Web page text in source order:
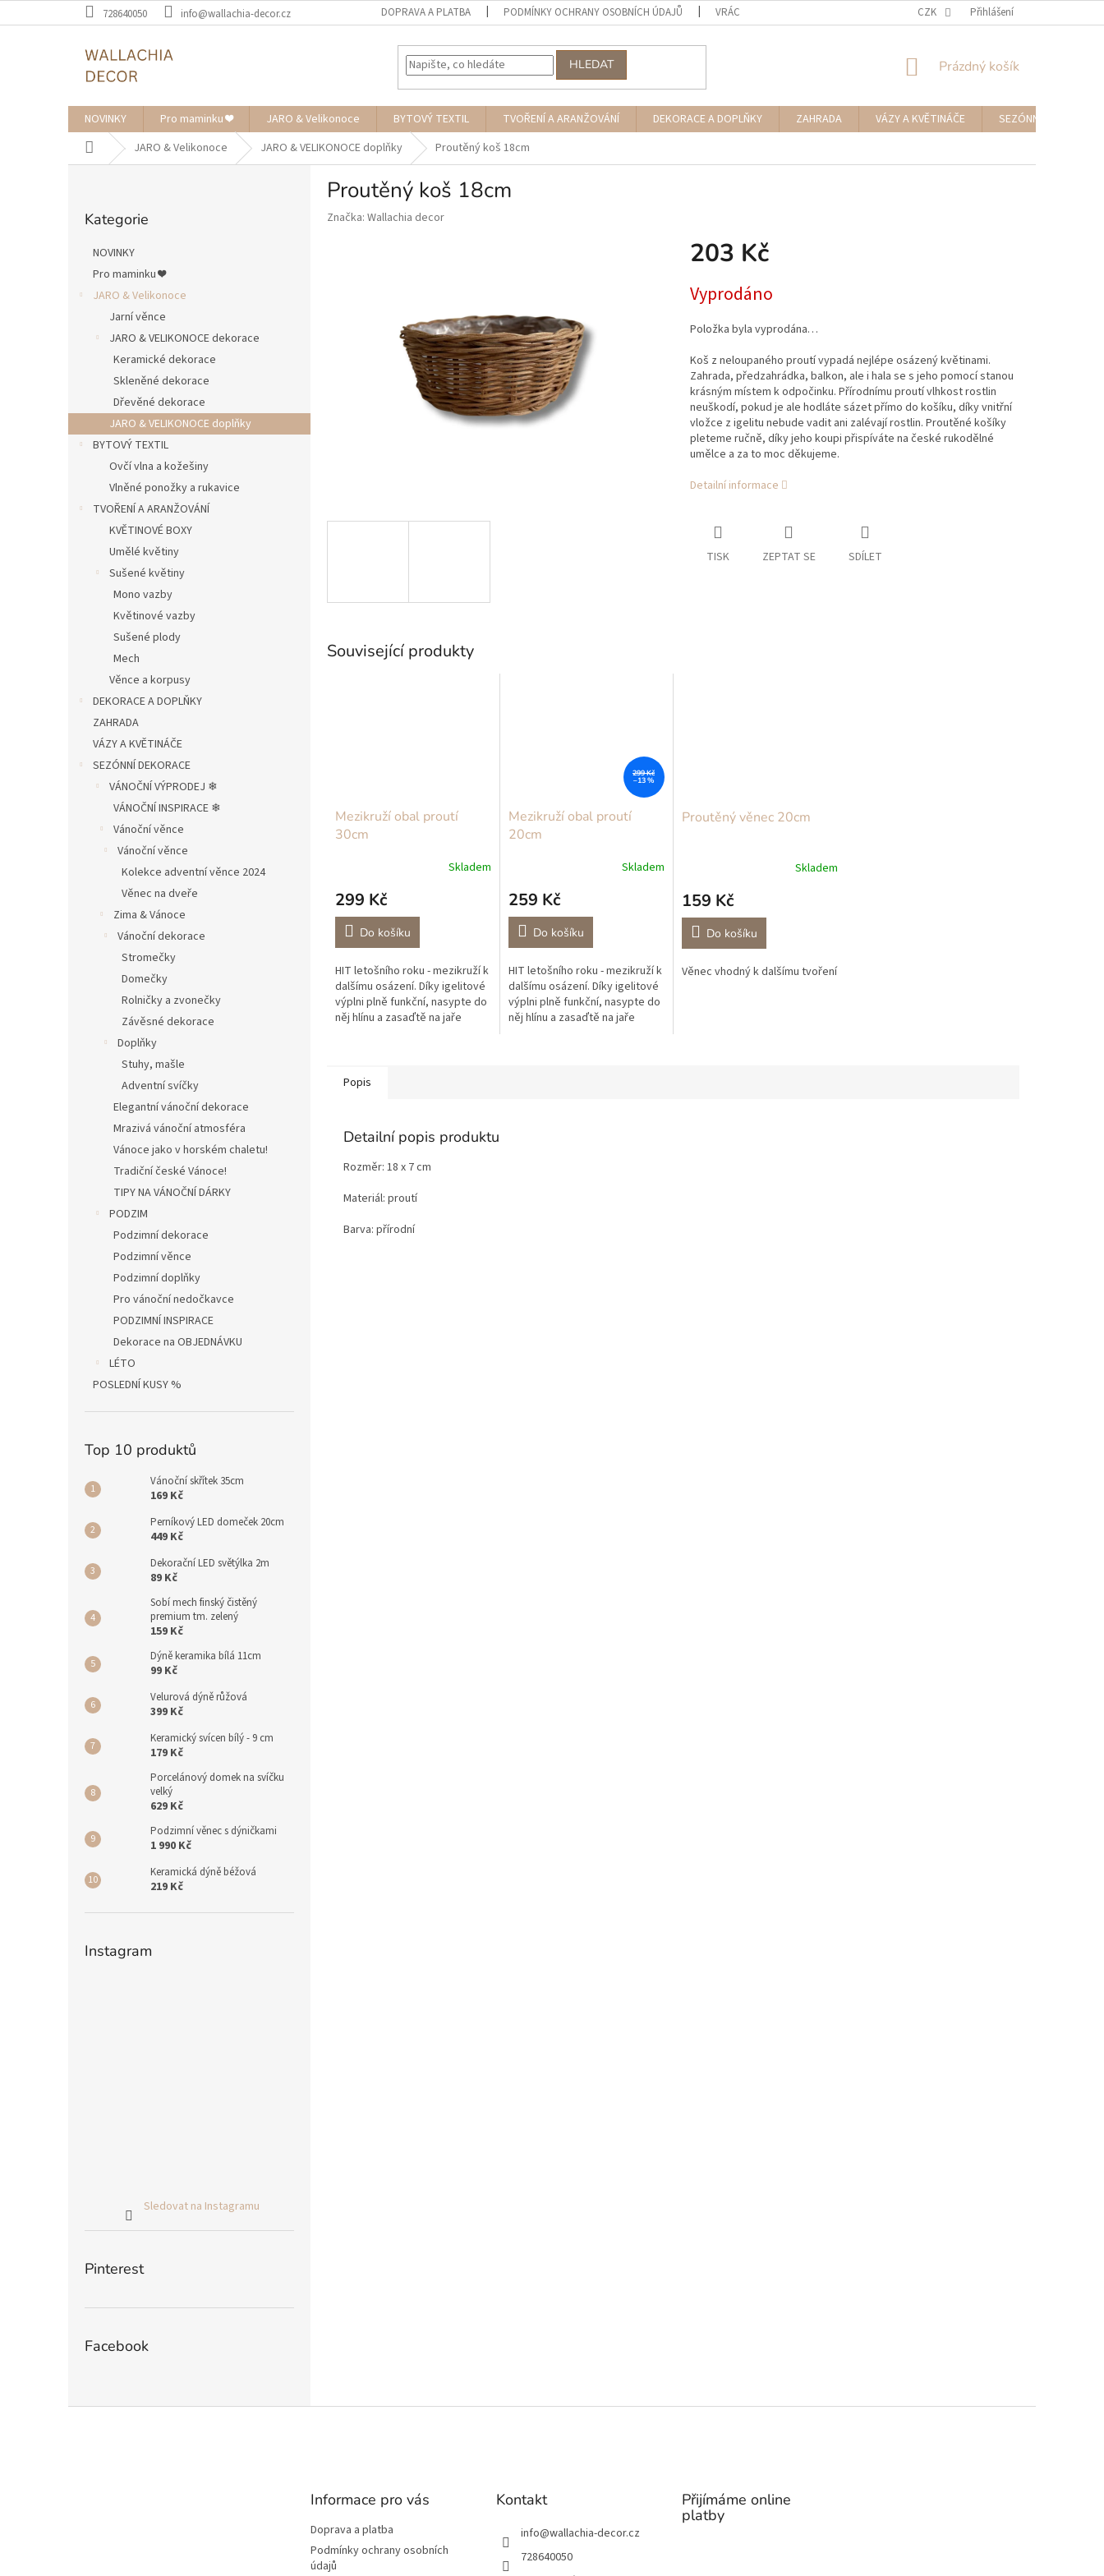
na
728640050 info@wallachia-decor.cz DOPRAVA A PLATBA PODMÍNKY OCHRANY OSOBNÍCH ÚDAJŮ VRÁCENÍ ZBOŽÍ A REKLAMACE NAPIŠTE NÁM
CZK Přihlášení
HLEDAT
NÁKUPNÍ
Prázdný košík
NOVINKY Pro maminku ❤️ JARO & Velikonoce BYTOVÝ TEXTIL TVOŘENÍ A ARANŽOVÁNÍ DEKORACE A DOPLŇKY ZAHRADA VÁZY A KVĚTINÁČE
SEZÓNNÍ DEKORACE
Domů JARO & Velikonoce JARO & VELIKONOCE doplňky Proutěný koš 18cm
l
kategorie
Kategorie
NOVINKY
Pro maminku ❤️
JARO & Velikonoce
Jarní věnce
JARO & VELIKONOCE dekorace
Keramické dekorace
Skleněné dekorace
Dřevěné dekorace
JARO & VELIKONOCE doplňky
BYTOVÝ TEXTIL
Ovčí vlna a kožešiny
Vlněné ponožky a rukavice
TVOŘENÍ A ARANŽOVÁNÍ
KVĚTINOVÉ BOXY
Umělé květiny
Sušené květiny
Mono vazby
Květinové vazby
Sušené plody
Mech
Věnce a korpusy
DEKORACE A DOPLŇKY
ZAHRADA
VÁZY A KVĚTINÁČE
SEZÓNNÍ DEKORACE
VÁNOČNÍ VÝPRODEJ ❄︎︎
VÁNOČNÍ INSPIRACE ❄︎︎
Vánoční věnce
Vánoční věnce
Kolekce adventní věnce 2024
Věnec na dveře
Zima & Vánoce
Vánoční dekorace
Stromečky
Domečky
Rolničky a zvonečky
Závěsné dekorace
Doplňky
Stuhy, mašle
Adventní svíčky
Elegantní vánoční dekorace
Mrazivá vánoční atmosféra
Vánoce jako v horském chaletu!
Tradiční české Vánoce!
TIPY NA VÁNOČNÍ DÁRKY
PODZIM
Podzimní dekorace
Podzimní věnce
Podzimní doplňky
Pro vánoční nedočkavce
PODZIMNÍ INSPIRACE
Dekorace na OBJEDNÁVKU
LÉTO
POSLEDNÍ KUSY %
Top 10 produktů
Vánoční skřítek 35cm
169 Kč
Perníkový LED domeček 20cm
449 Kč
Dekorační LED světýlka 2m
89 Kč
Sobí mech finský čistěný
premium tm. zelený
159 Kč
Dýně keramika bílá 11cm
99 Kč
Velurová dýně růžová
399 Kč
Keramický svícen bílý - 9 cm
179 Kč
Porcelánový domek na svíčku
velký
629 Kč
Podzimní věnec s dýničkami
1 990 Kč
Keramická dýně béžová
219 Kč
Instagram
Sledovat na Instagramu
Pinterest
Facebook
Proutěný koš 18cm
Značka: Wallachia decor
203 Kč
cena:
Vyprodáno
Položka byla vyprodána…
Koš z neloupaného proutí vypadá nejlépe osázený květinami.
Zahrada, předzahrádka, balkon, ale i hala se s jeho pomocí stanou
krásným místem k odpočinku. Přírodnímu proutí vlhkost rostlin
neuškodí, pokud je ale hodláte sázet přímo do košíku, díky vnitřní
vložce z igelitu nebude vadit ani zalévají rostlin. Proutěné košíky
pleteme ručně, díky jeho koupi přispíváte na české rukodělné
umělce a za to moc děkujeme.
Detailní informace
TISK ZEPTAT SE SDÍLET
Související produkty
Mezikruží obal proutí
30cm
Skladem
299 Kč
Do košíku
HIT letošního roku - mezikruží k
dalšímu osázení. Díky igelitové
výplni plně funkční, nasypte do
něj hlínu a zasaďtě na jaře
299 Kč
–13 %
Mezikruží obal proutí
20cm
Skladem
259 Kč
Do košíku
HIT letošního roku - mezikruží k
dalšímu osázení. Díky igelitové
výplni plně funkční, nasypte do
něj hlínu a zasaďtě na jaře
Proutěný věnec 20cm
Skladem
159 Kč
Do košíku
Věnec vhodný k dalšímu tvoření
Popis
Detailní popis produktu
Rozměr: 18 x 7 cm
Materiál: proutí
Barva: přírodní
Informace pro vás
Doprava a platba
Podmínky ochrany osobních
údajů
Kontakt
info@wallachia-decor.cz
728640050
Přijímáme online
platby